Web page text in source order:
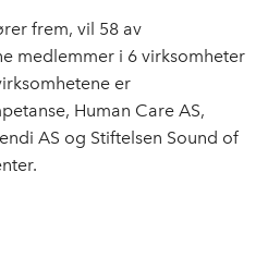
frem, vil 58 av
medlemmer i 6 virksomheter
er
Human Care AS,
AS og Stiftelsen Sound of